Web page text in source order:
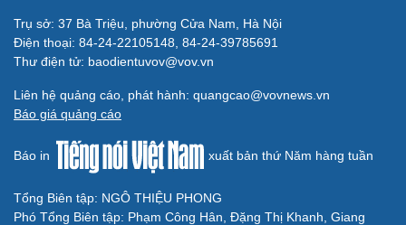
Trụ sở: 37 Bà Triệu, phường Cửa Nam, Hà Nội
Điện thoại: 84-24-22105148, 84-24-39785691
Thư điện tử: baodientuvov@vov.vn
Liên hệ quảng cáo, phát hành: quangcao@vovnews.vn
Báo giá quảng cáo
Báo in xuất bản thứ Năm hàng tuần
Tổng Biên tập: NGÔ THIỆU PHONG
Phó Tổng Biên tập: Phạm Công Hân, Đặng Thị Khanh, Giang